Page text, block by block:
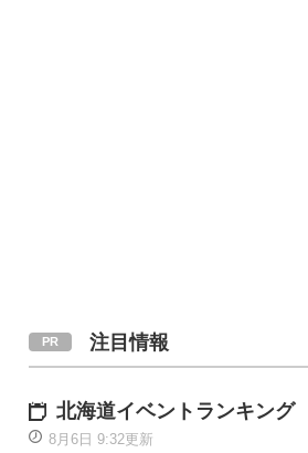
注目情報
北海道イベントランキング
8月6日 9:32更新